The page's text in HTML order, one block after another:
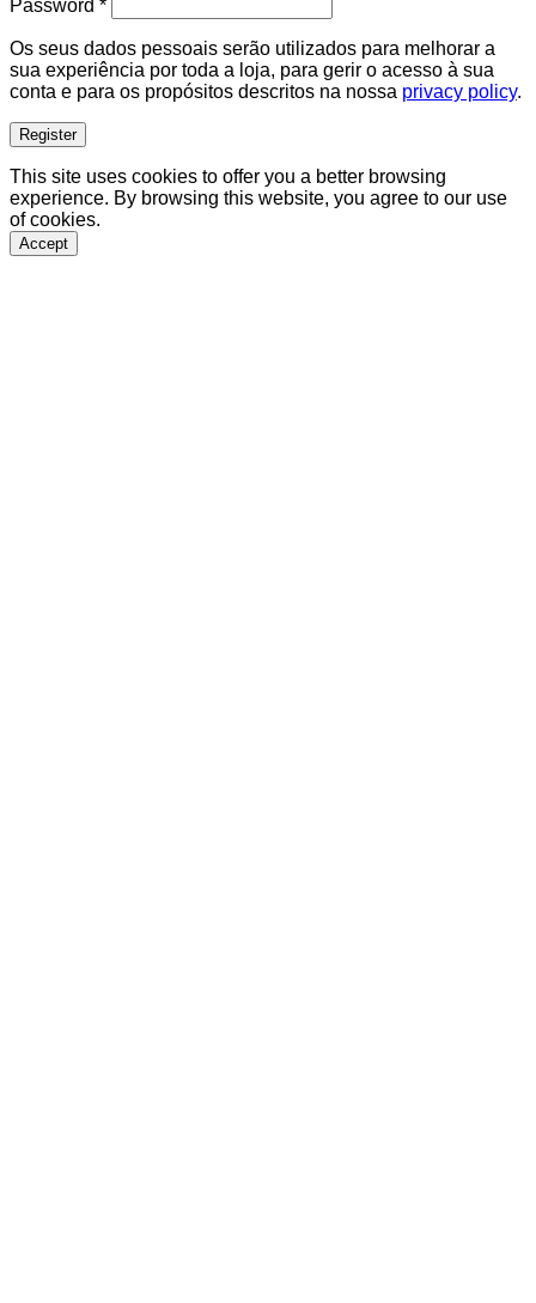
Password *
Os seus dados pessoais serão utilizados para melhorar a
sua experiência por toda a loja, para gerir o acesso à sua
conta e para os propósitos descritos na nossa privacy policy.
Register
This site uses cookies to offer you a better browsing
experience. By browsing this website, you agree to our use
of cookies.
Accept